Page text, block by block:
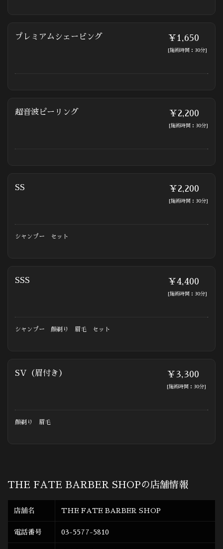
プレミアムシェービング ￥1,650
[施術時間：30分]
超音波ピーリング ￥2,200
[施術時間：30分]
SS ￥2,200
[施術時間：30分]
シャンプー セット
SSS ￥4,400
[施術時間：30分]
シャンプー 顔剃り 眉毛 セット
SV（眉付き） ￥3,300
[施術時間：30分]
顔剃り 眉毛
THE FATE BARBER SHOPの店舗情報
店舗名 THE FATE BARBER SHOP
電話番号 03-5577-5810